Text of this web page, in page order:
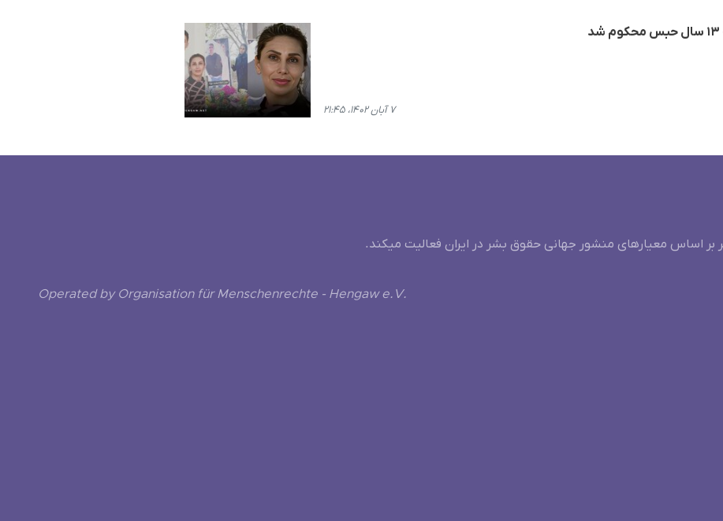
۷ آبان ۱۴۰۲، ۲۱:۴۵
اساس معیارهای منشور جهانی حقوق بشر در ایران فعالیت میکند.
Operated by Organisation für Menschenrechte - Hengaw e.V.